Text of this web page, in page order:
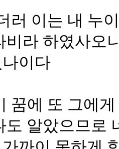
러 이는 내 누
비라 하였사오
이다
꿈에 또 그에
도 알았으므로